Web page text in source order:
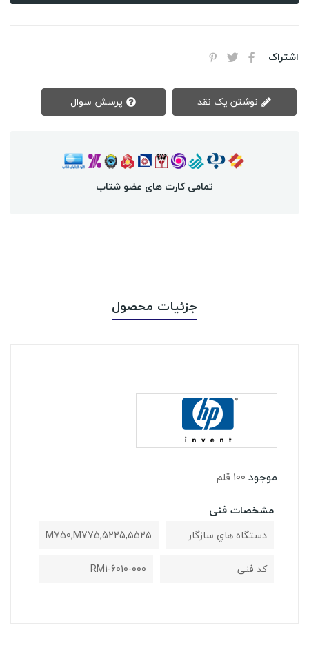
اشتراک
تمامی کارت های عضو شتاب
جزئیات محصول
موجود 100 قلم
مشخصات فنی
دستگاه هاي سازگار
5225,5525,M750,M775
کد فنی
RM1-6010-000